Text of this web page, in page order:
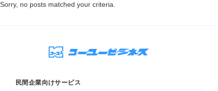
Sorry, no posts matched your criteria.
民間企業向けサービス